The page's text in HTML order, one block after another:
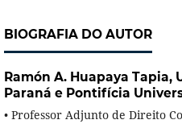
BIOGRAFIA DO AUTOR
Ramón A. Huapaya Tapia,
Paraná e Pontifícia
• Professor Adjunto de Direito